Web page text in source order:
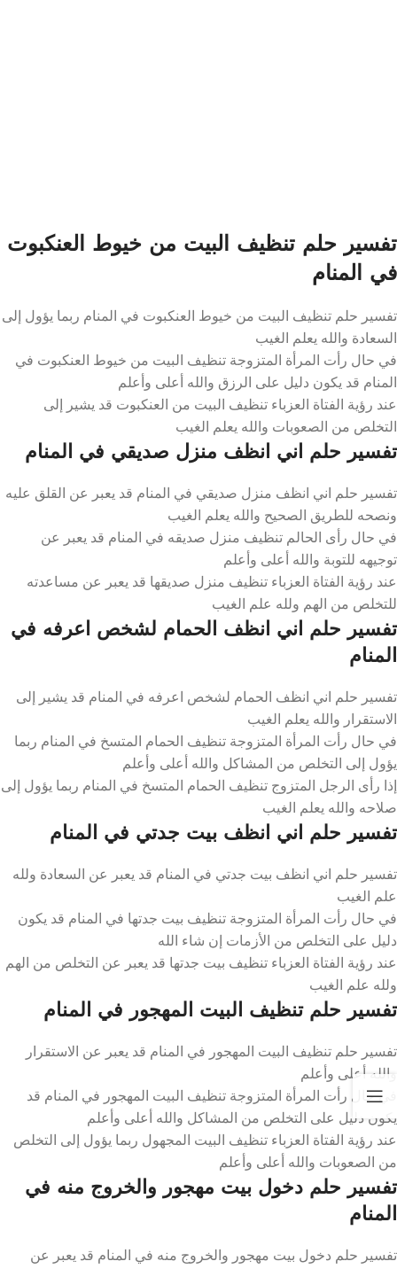
تفسير حلم تنظيف البيت من خيوط العنكبوت
في المنام
تفسير حلم تنظيف البيت من خيوط العنكبوت في المنام ربما يؤول إلى
السعادة والله يعلم الغيب
في حال رأت المرأة المتزوجة تنظيف البيت من خيوط العنكبوت في
المنام قد يكون دليل على الرزق والله أعلى وأعلم
عند رؤية الفتاة العزباء تنظيف البيت من العنكبوت قد يشير إلى
التخلص من الصعوبات والله يعلم الغيب
تفسير حلم اني انظف منزل صديقي في المنام
تفسير حلم اني انظف منزل صديقي في المنام قد يعبر عن القلق عليه
ونصحه للطريق الصحيح والله يعلم الغيب
في حال رأى الحالم تنظيف منزل صديقه في المنام قد يعبر عن
توجيهه للتوبة والله أعلى وأعلم
عند رؤية الفتاة العزباء تنظيف منزل صديقها قد يعبر عن مساعدته
للتخلص من الهم ولله علم الغيب
تفسير حلم اني انظف الحمام لشخص اعرفه في
المنام
تفسير حلم اني انظف الحمام لشخص اعرفه في المنام قد يشير إلى
الاستقرار والله يعلم الغيب
في حال رأت المرأة المتزوجة تنظيف الحمام المتسخ في المنام ربما
يؤول إلى التخلص من المشاكل والله أعلى وأعلم
إذا رأى الرجل المتزوج تنظيف الحمام المتسخ في المنام ربما يؤول إلى
صلاحه والله يعلم الغيب
تفسير حلم اني انظف بيت جدتي في المنام
تفسير حلم اني انظف بيت جدتي في المنام قد يعبر عن السعادة ولله
علم الغيب
في حال رأت المرأة المتزوجة تنظيف بيت جدتها في المنام قد يكون
دليل على التخلص من الأزمات إن شاء الله
عند رؤية الفتاة العزباء تنظيف بيت جدتها قد يعبر عن التخلص من الهم
ولله علم الغيب
تفسير حلم تنظيف البيت المهجور في المنام
تفسير حلم تنظيف البيت المهجور في المنام قد يعبر عن الاستقرار
والله أعلى وأعلم
في حال رأت المرأة المتزوجة تنظيف البيت المهجور في المنام قد
يكون دليل على التخلص من المشاكل والله أعلى وأعلم
عند رؤية الفتاة العزباء تنظيف البيت المجهول ربما يؤول إلى التخلص
من الصعوبات والله أعلى وأعلم
تفسير حلم دخول بيت مهجور والخروج منه في
المنام
تفسير حلم دخول بيت مهجور والخروج منه في المنام قد يعبر عن